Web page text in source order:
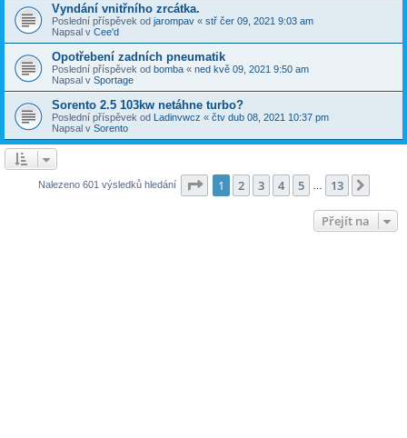
Vyndání vnitřního zrcátka.
Poslední příspěvek od jarompav « stř čer 09, 2021 9:03 am
Napsal v Cee'd
Opotřebení zadních pneumatik
Poslední příspěvek od bomba « ned kvě 09, 2021 9:50 am
Napsal v Sportage
Sorento 2.5 103kw netáhne turbo?
Poslední příspěvek od Ladinvwcz « čtv dub 08, 2021 10:37 pm
Napsal v Sorento
Nalezeno 601 výsledků hledání Stránka z 13
1 2 3 4 5 13
Přejít na